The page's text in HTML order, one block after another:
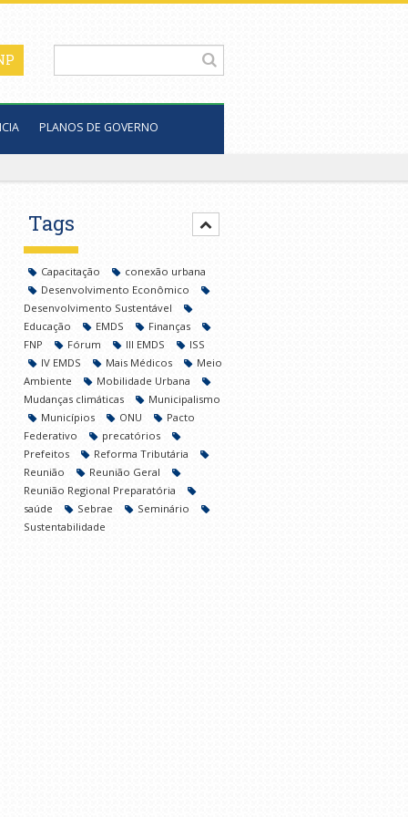
PLANOS DE GOVERNO
Tags
Capacitação
conexão urbana
Desenvolvimento Econômico
Desenvolvimento Sustentável
Educação
EMDS
Finanças
FNP
Fórum III EMDS
ISS
IV EMDS
Mais Médicos
Meio
Ambiente
Mobilidade Urbana
Mudanças climáticas
Municipalismo
Municípios
ONU
Pacto
Federativo
precatórios
Prefeitos
Reforma Tributária
Reunião
Reunião Geral
Reunião Regional Preparatória
saúde
Sebrae
Seminário
Sustentabilidade